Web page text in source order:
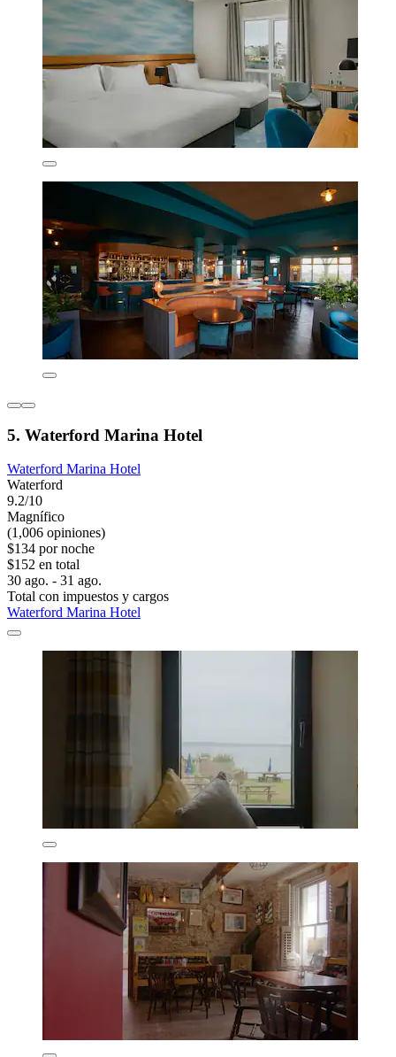
5. Waterford Marina Hotel
Waterford Marina Hotel
Waterford
9.2/10
Magnífico
(1,006 opiniones)
$134 por noche
$152 en total
30 ago. - 31 ago.
Total con impuestos y cargos
Waterford Marina Hotel